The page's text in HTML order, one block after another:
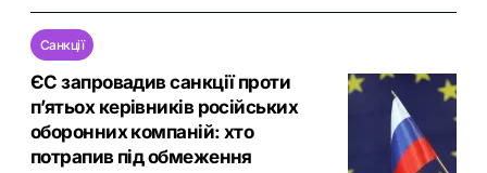
Санкції
ЄС запровадив санкції проти
п’ятьох керівників російських
оборонних компаній: хто
потрапив під обмеження